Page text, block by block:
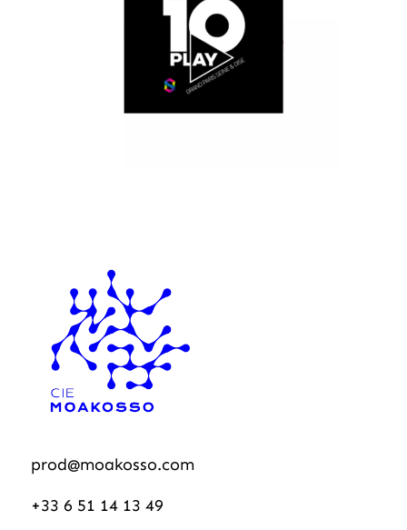
prod@moakosso.com
+33 6 51 14 13 49